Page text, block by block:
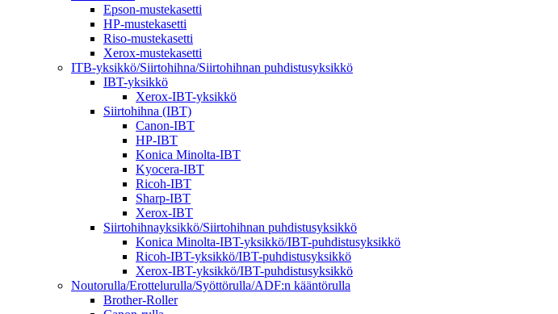
Epson-mustekasetti
HP-mustekasetti
Riso-mustekasetti
Xerox-mustekasetti
ITB-yksikkö/Siirtohihna/Siirtohihnan puhdistusyksikkö
IBT-yksikkö
Xerox-IBT-yksikkö
Siirtohihna (IBT)
Canon-IBT
HP-IBT
Konica Minolta-IBT
Kyocera-IBT
Ricoh-IBT
Sharp-IBT
Xerox-IBT
Siirtohihnayksikkö/Siirtohihnan puhdistusyksikkö
Konica Minolta-IBT-yksikkö/IBT-puhdistusyksikkö
Ricoh-IBT-yksikkö/IBT-puhdistusyksikkö
Xerox-IBT-yksikkö/IBT-puhdistusyksikkö
Noutorulla/Erottelurulla/Syöttörulla/ADF:n kääntörulla
Brother-Roller